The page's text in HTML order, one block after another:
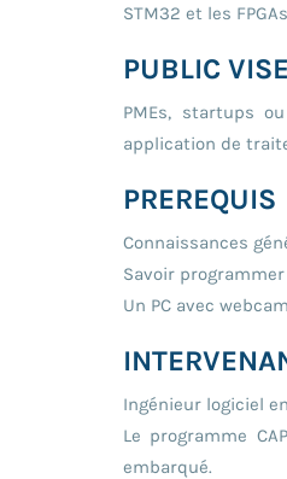
STM32 et les FPGAs
PUBLIC VISE
PMEs, startups
application de
PREREQUIS
Connaissances
Savoir programmer
Un PC avec
Ingénieur logiciel
Le programme
embarqué.